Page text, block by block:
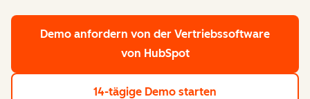
Demo anfordern von der Vertriebssoftware
von HubSpot
14-tägige Demo starten